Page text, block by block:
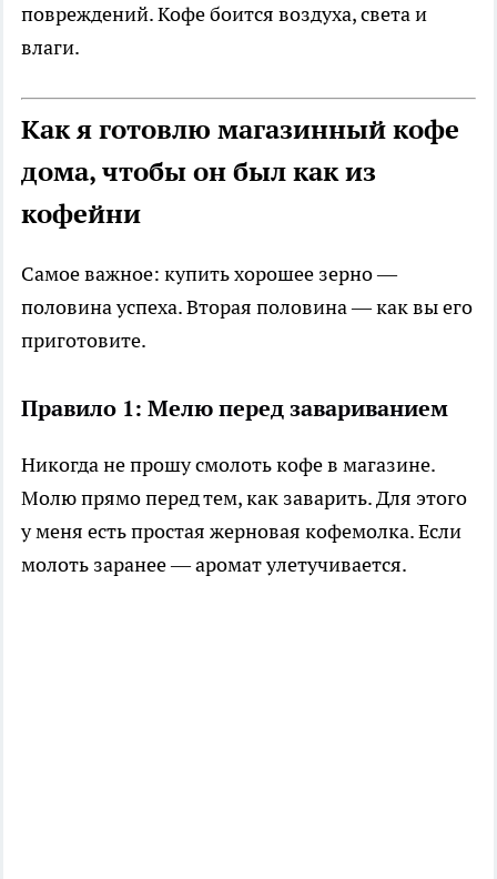
повреждений. Кофе боится воздуха, света и
влаги.
Как я готовлю магазинный кофе
дома, чтобы он был как из
кофейни
Самое важное: купить хорошее зерно —
половина успеха. Вторая половина — как вы его
приготовите.
Правило 1: Мелю перед завариванием
Никогда не прошу смолоть кофе в магазине.
Молю прямо перед тем, как заварить. Для этого
у меня есть простая жерновая кофемолка. Если
молоть заранее — аромат улетучивается.